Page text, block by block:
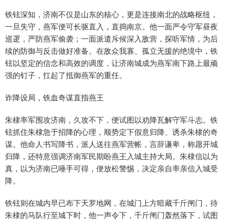
铁铉深知，济南不仅是山东的核心，更是连接南北的战略枢纽，
一旦失守，燕军便可长驱直入，直捣南京。他一面严令守军昼夜
巡逻，严防燕军偷袭；一面派遣斥候深入敌营，探听军情，为后
续的防御与反击做好准备。在敌众我寡、孤立无援的绝境中，铁
铉以坚定的信念和高效的调度，让济南城成为燕军南下路上最顽
强的钉子，扛起了抵御燕军的重任。
诈降设局，铁血奇谋直指燕王
朱棣率军围攻济南，久攻不下，便试图以劝降瓦解守军斗志。铁
铉抓住朱棣急于招降的心理，顺势定下假意归降、诱杀朱棣的奇
谋。他命人书写降书，派人送往燕军营帐，言辞谦卑，称愿开城
归降，还特意强调济南军民期盼燕王入城主持大局。朱棣信以为
真，以为济南已唾手可得，便放松警惕，决定亲自率亲信入城受
降。
铁铉则在城内早已布下天罗地网，在城门上方暗藏千斤闸门，待
朱棣的马队行至城下时，他一声令下，千斤闸门轰然落下，试图